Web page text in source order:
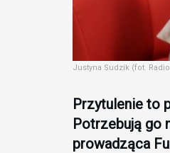
Justyna Sudzik (fot.
Przytulenie to
Potrzebują go
prowadząca